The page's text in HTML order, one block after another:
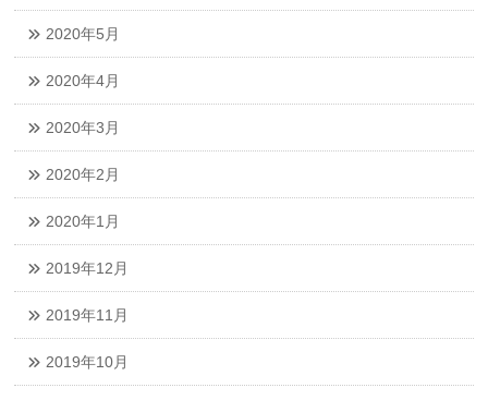
2020年5月
2020年4月
2020年3月
2020年2月
2020年1月
2019年12月
2019年11月
2019年10月